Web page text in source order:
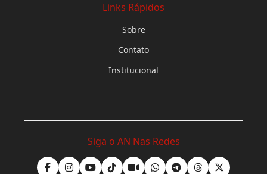
Links Rápidos
Sobre
Contato
Institucional
Siga o AN Nas Redes